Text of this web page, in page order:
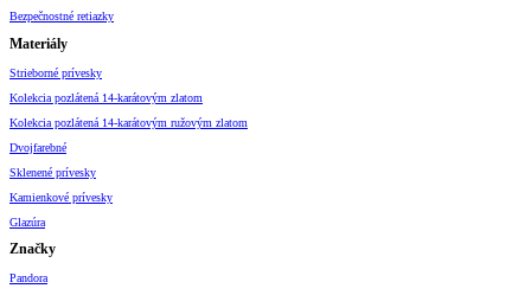
Bezpečnostné retiazky
Materiály
Strieborné prívesky
Kolekcia pozlátená 14-karátovým zlatom
Kolekcia pozlátená 14-karátovým ružovým zlatom
Dvojfarebné
Sklenené prívesky
Kamienkové prívesky
Glazúra
Značky
Pandora